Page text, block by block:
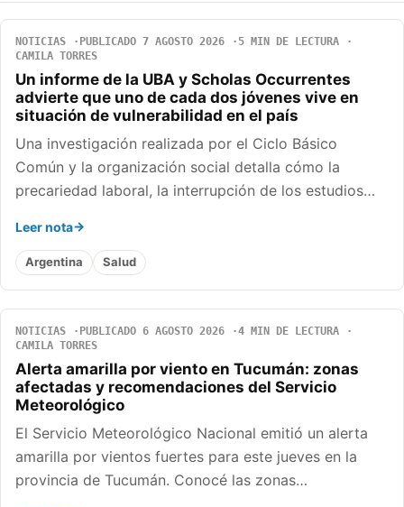
NOTICIAS PUBLICADO 7 AGOSTO 2026
5 MIN DE LECTURA
CAMILA TORRES
Un informe de la UBA y Scholas Occurrentes
advierte que uno de cada dos jóvenes vive en
situación de vulnerabilidad en el país
Una investigación realizada por el Ciclo Básico
Común y la organización social detalla cómo la
precariedad laboral, la interrupción de los estudios…
Leer nota
Argentina Salud
NOTICIAS PUBLICADO 6 AGOSTO 2026
4 MIN DE LECTURA
CAMILA TORRES
Alerta amarilla por viento en Tucumán: zonas
afectadas y recomendaciones del Servicio
Meteorológico
El Servicio Meteorológico Nacional emitió un alerta
amarilla por vientos fuertes para este jueves en la
provincia de Tucumán. Conocé las zonas…